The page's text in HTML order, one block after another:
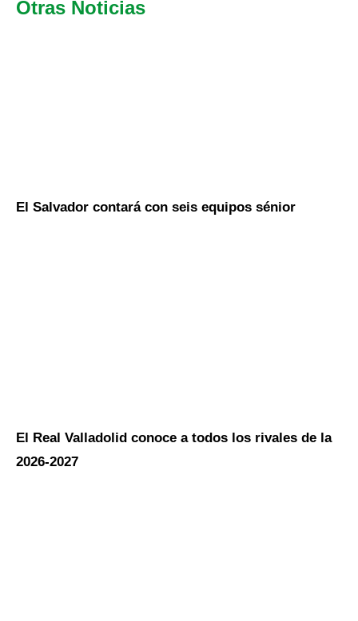
Otras Noticias
El Salvador contará con seis equipos sénior
El Real Valladolid conoce a todos los rivales de la
2026-2027